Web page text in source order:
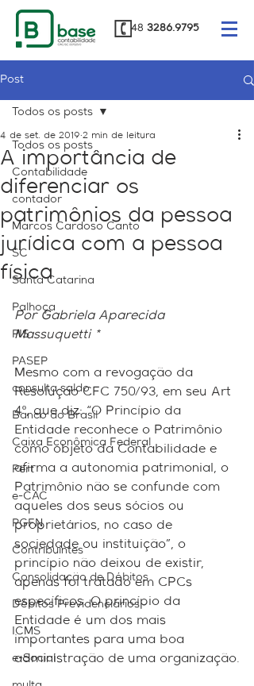
48 3286.9795
Post
Todos os posts
Contabilidade
contador
Marcos Cardoso Canto
SC
Santa Catarina
Palhoça
PIS
PASEP
consulta saldo
Banco do Brasil
Caixa Econômica Federal
Pert
e-CAC
PGFN
Contribuintes
Consolidação de Débitos
Débitos Previdenciários
ICMS
e-Social
Todos os posts
A importância de
diferenciar os
patrimônios da pessoa
jurídica com a pessoa
física
4 de set. de 2019 2 min de leitura
Por Gabriela Aparecida
Massuquetti *
Mesmo com a revogação da
Resolução CFC 750/93, em seu Art
4º, que diz: “O Princípio da
Entidade reconhece o Patrimônio
como objeto da Contabilidade e
afirma a autonomia patrimonial, o
Patrimônio não se confunde com
aqueles dos seus sócios ou
proprietários, no caso de
sociedade ou instituição”, o
princípio não deixou de existir,
apenas foi tratado em CPCs
específicos. O princípio da
Entidade é um dos mais
importantes para uma boa
administração de uma organização.